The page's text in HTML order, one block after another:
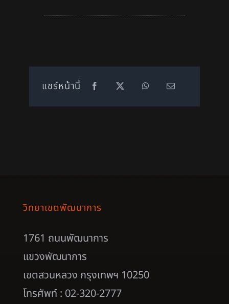
แชร์หน้านี้
วิทยาเขตพัฒนาการ
1761 ถนนพัฒนาการ
แขวงพัฒนาการ
เขตสวนหลวง กรุงเทพฯ 10250
โทรศัพท์ : 02-320-2777